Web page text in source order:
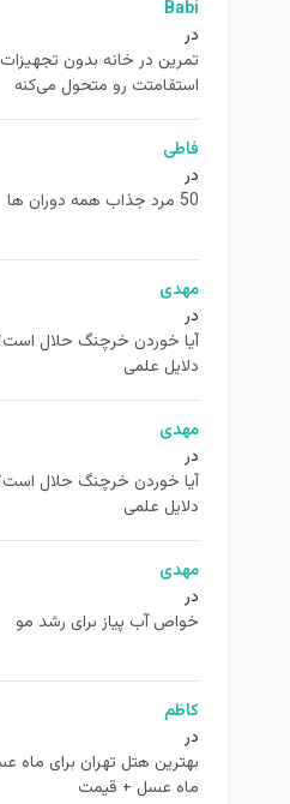
Babi
در
استقامتت رو متحول می‌کنه
فاطی
در
50 مرد جذاب همه دوران ها
مهدی
در
آیا خوردن خرچنگ حلال
دلایل علمی
مهدی
در
آیا خوردن خرچنگ حلال
دلایل علمی
مهدی
در
خواص آب پیاز برای رشد مو
کاظم
در
ماه عسل + قیمت